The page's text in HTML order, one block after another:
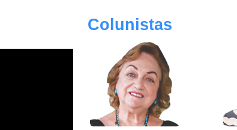
Colunistas